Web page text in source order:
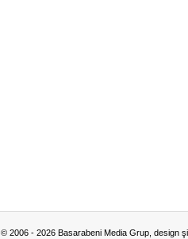
© 2006 - 2026 Basarabeni Media Grup, design